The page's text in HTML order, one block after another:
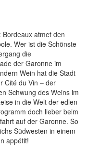
atmet den
Wer ist die Schönste
die
der Garonne im
Wein hat die Stadt
Cité du Vin – der
Schwung des Weins im
in die Welt der edlen
doch lieber beim
auf der Garonne. So
Südwesten in einem
appétit!